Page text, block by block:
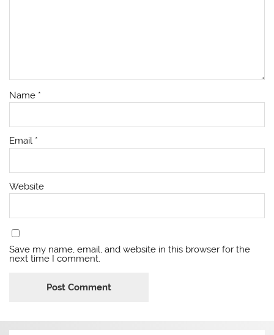
Name *
Email *
Website
Save my name, email, and website in this browser for the
next time I comment.